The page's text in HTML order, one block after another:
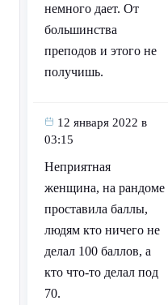
немного дает. От
большинства
преподов и этого не
получишь.
12 января 2022 в
03:15
Неприятная
женщина, на рандоме
проставила баллы,
людям кто ничего не
делал 100 баллов, а
кто что-то делал под
70.